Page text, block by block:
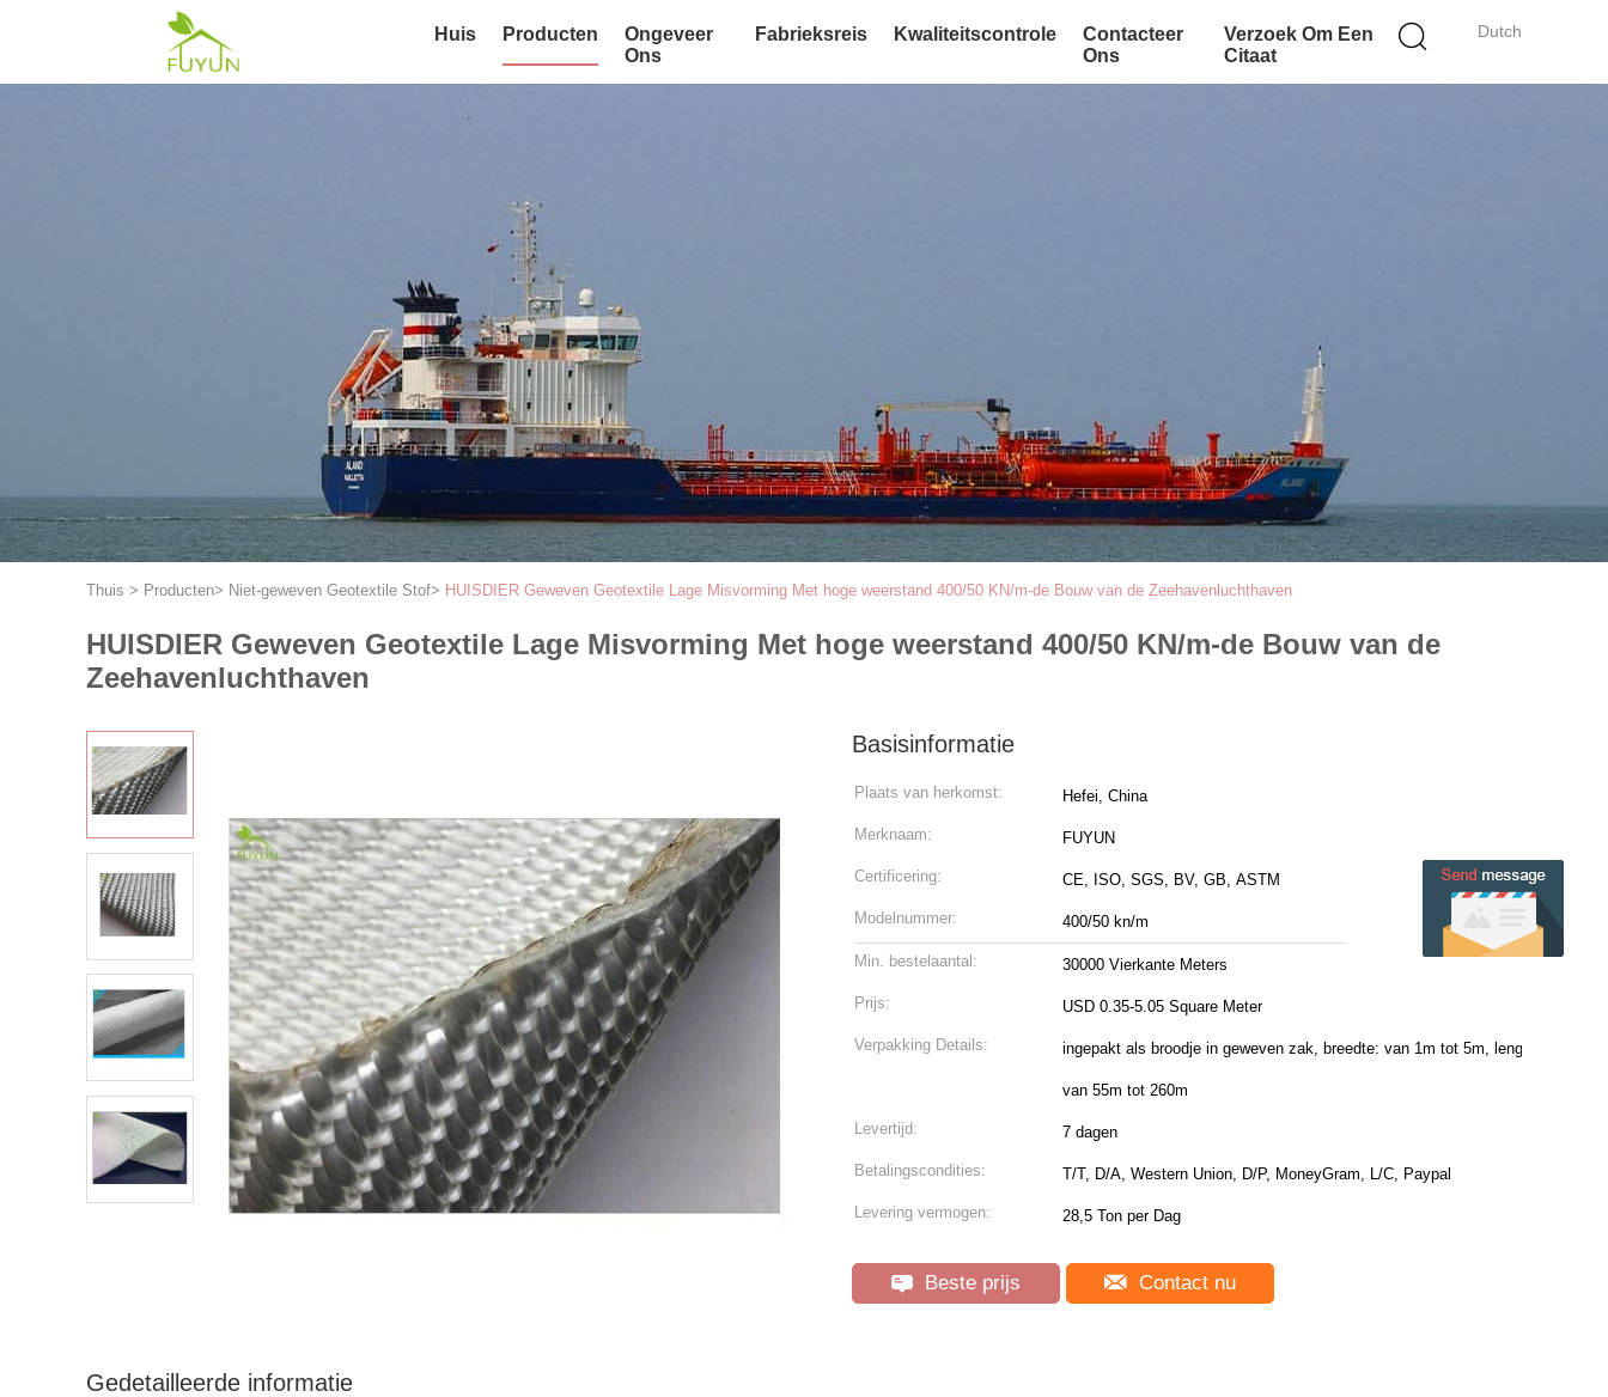
Dutch
Huis Producten
Ongeveer
Ons
Fabrieksreis Kwaliteitscontrole
Contacteer
Ons
Verzoek Om Een
Citaat
Thuis > Producten> Niet-geweven Geotextile Stof> HUISDIER Geweven Geotextile Lage Misvorming Met hoge weerstand 400/50 KN/m-de Bouw van de Zeehavenluchthaven
HUISDIER Geweven Geotextile Lage Misvorming Met hoge weerstand 400/50 KN/m-de Bouw van de
Zeehavenluchthaven
Basisinformatie
Plaats van herkomst: Hefei, China
Merknaam: FUYUN
Certificering: CE, ISO, SGS, BV, GB, ASTM
Modelnummer: 400/50 kn/m
Min. bestelaantal: 30000 Vierkante Meters
Prijs: USD 0.35-5.05 Square Meter
Verpakking Details: ingepakt als broodje in geweven zak, breedte: van 1m tot 5m, lengte:
van 55m tot 260m
Levertijd: 7 dagen
Betalingscondities: T/T, D/A, Western Union, D/P, MoneyGram, L/C, Paypal
Levering vermogen: 28,5 Ton per Dag
Beste prijs Contact nu
Gedetailleerde informatie